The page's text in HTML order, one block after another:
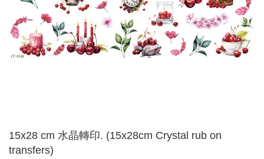
15x28 cm 水晶轉印. (15x28cm Crystal rub on
transfers)